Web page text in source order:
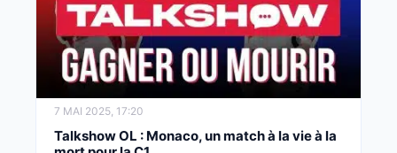
7 MAI 2025, 17:20
Talkshow OL : Monaco, un match à la vie à la